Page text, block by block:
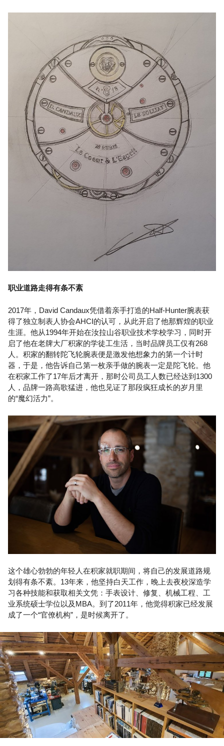
职业道路走得有条不紊
2017年，David Candaux凭借着亲手打造的Half-Hunter腕表获
得了独立制表人协会AHCI的认可，从此开启了他那辉煌的职业
生涯。他从1994年开始在汝拉山谷职业技术学校学习，同时开
启了他在老牌大厂积家的学徒工生活，当时品牌员工仅有268
人。积家的翻转陀飞轮腕表便是激发他想象力的第一个计时
器，于是，他告诉自己第一枚亲手做的腕表一定是陀飞轮。他
在积家工作了17年后才离开，那时公司员工人数已经达到1300
人，品牌一路高歌猛进，他也见证了那段疯狂成长的岁月里
的“魔幻活力”。
这个雄心勃勃的年轻人在积家就职期间，将自己的发展道路规
划得有条不紊。13年来，他坚持白天工作，晚上去夜校深造学
习各种技能和获取相关文凭：手表设计、修复、机械工程、工
业系统硕士学位以及MBA。到了2011年，他觉得积家已经发展
成了一个“官僚机构”，是时候离开了。